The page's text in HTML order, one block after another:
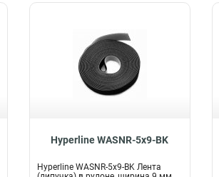
Hyperline WASNR-5x9-BK
Hyperline WASNR-5x9-BK Лента